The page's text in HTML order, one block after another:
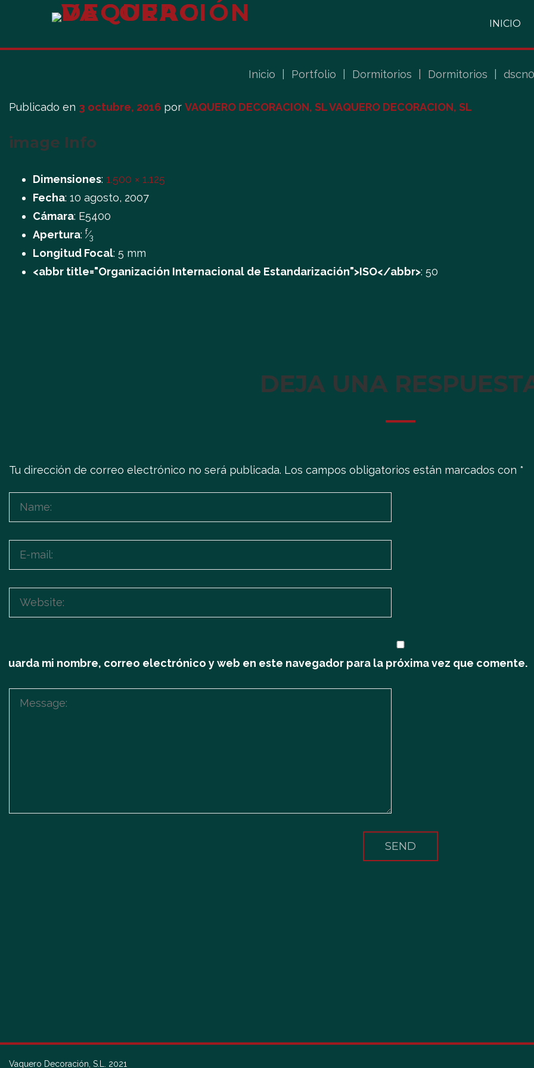
INICIO
Inicio Portfolio Dormitorios Dormitorios
Publicado en 3 octubre, 2016 por VAQUERO DECORACION, SL VAQUERO DECORACION, SL
image Info
Dimensiones: 1.500 × 1.125
Fecha: 10 agosto, 2007
Cámara: E5400
Apertura: f⁄3
Longitud Focal: 5 mm
<abbr title="Organización Internacional de Estandarización">ISO</abbr>: 50
DEJA UNA
Tu dirección de correo electrónico no será publicada. Los campos obligatorios están marcados con *
Guarda mi nombre, correo electrónico y web en este navegador para la próxima vez que comente.
Vaquero Decoración, S.L. 2021